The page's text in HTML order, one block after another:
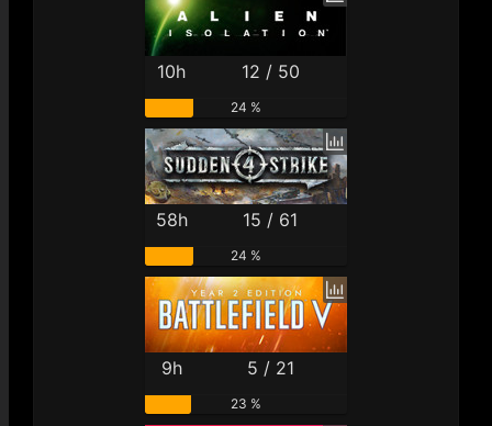
10h 12 / 50
24 %
58h 15 / 61
24 %
9h 5 / 21
23 %